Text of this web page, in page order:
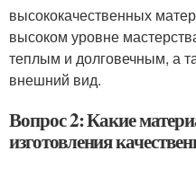
высококачественных
высоком уровне
теплым и долговечным, а
внешний вид.
Вопрос 2: Какие
изготовления